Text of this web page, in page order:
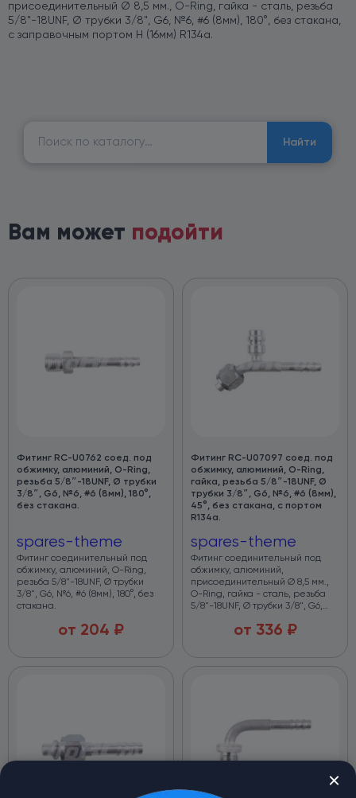
присоединительный Ø 8,5 мм., O-Ring, гайка - сталь, резьба
5/8"-18UNF, Ø трубки 3/8", G6, №6, #6 (8мм), 180°, без стакана,
с заправочным портом Н (16мм) R134a.
Найти
Вам может подойти
Фитинг RC-U0762 соед. под
обжимку, алюминий, O-Ring,
резьба 5/8″-18UNF, Ø трубки
3/8″, G6, №6, #6 (8мм), 180°,
без стакана.
spares-theme
Фитинг соединительный под
обжимку, алюминий, O-Ring,
резьба 5/8"-18UNF, Ø трубки
3/8", G6, №6, #6 (8мм), 180°, без
стакана.
от 204 ₽
Фитинг RC-U07097 соед. под
обжимку, алюминий, O-Ring,
гайка, резьба 5/8″-18UNF, Ø
трубки 3/8″, G6, №6, #6 (8мм),
45°, без стакана, с портом
R134a.
spares-theme
Фитинг соединительный под
обжимку, алюминий,
присоединительный Ø 8,5 мм.,
O-Ring, гайка - сталь, резьба
5/8"-18UNF, Ø трубки 3/8", G6,
заправочным портом Н (16мм)
от 336 ₽